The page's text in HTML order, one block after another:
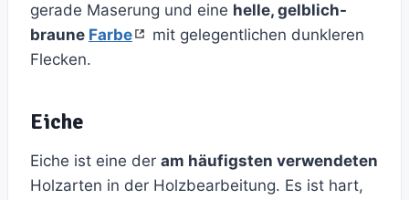
gerade Maserung und eine helle, gelblich-
braune Farbe
mit gelegentlichen dunkleren
Flecken.
Eiche
Eiche ist eine der am häufigsten verwendeten
Holzarten in der Holzbearbeitung. Es ist hart,